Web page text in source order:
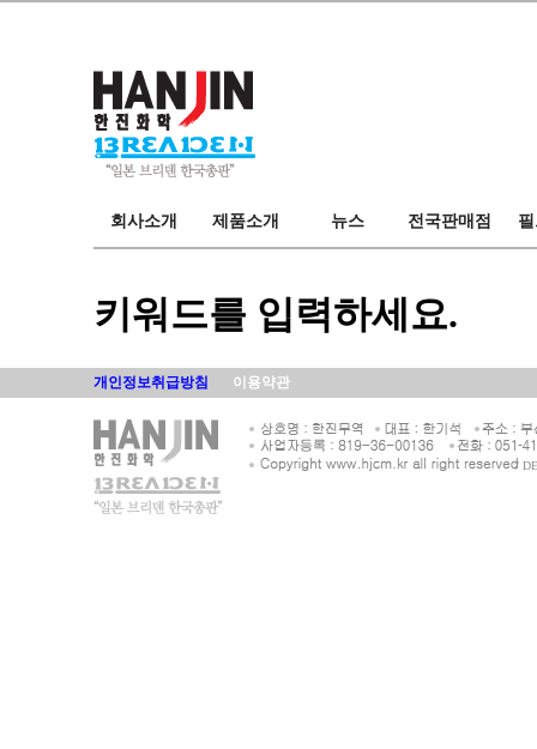
회사소개
오시는길
제품소개
마루후지
카탈로그
뉴스 전국판매점
전국판매점
스
키워드를 입력하세요.
개인정보취급방침 이용약관
/